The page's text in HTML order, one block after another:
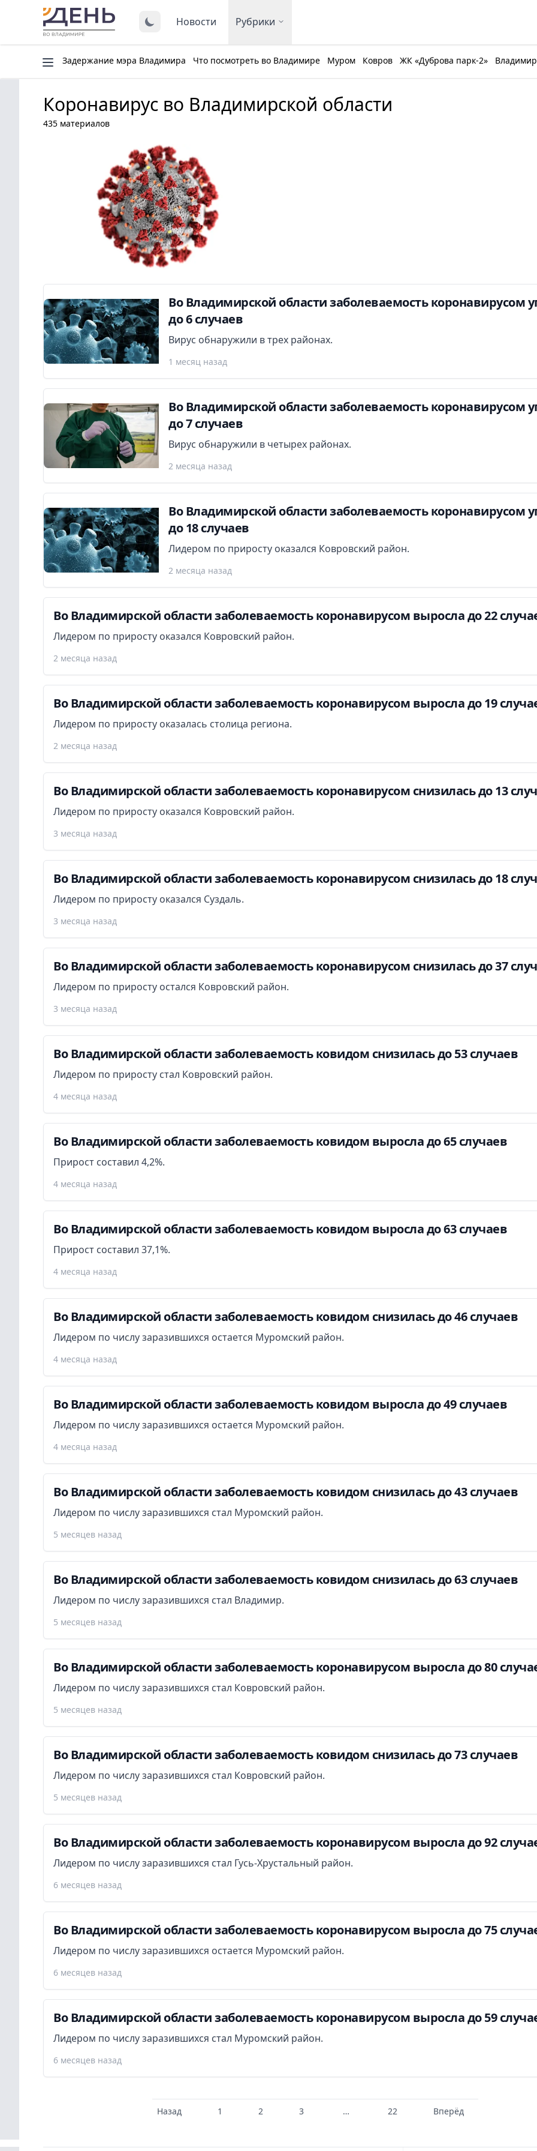
Новости Рубрики
Задержание мэра Владимира Что посмотреть во Владимире Муром Ковров ЖК «Дуброва парк-2»
Коронавирус во Владимирской области
435 материалов
Во Владимирской области заболеваемость коронавирусом
до 6 случаев
Вирус обнаружили в трех районах.
1 месяц назад
Во Владимирской области заболеваемость коронавирусом
до 7 случаев
Вирус обнаружили в четырех районах.
2 месяца назад
Во Владимирской области заболеваемость коронавирусом
до 18 случаев
Лидером по приросту оказался Ковровский район.
2 месяца назад
Во Владимирской области заболеваемость коронавирусом выросла до 22
Лидером по приросту оказался Ковровский район.
2 месяца назад
Во Владимирской области заболеваемость коронавирусом выросла до 19
Лидером по приросту оказалась столица региона.
2 месяца назад
Во Владимирской области заболеваемость коронавирусом снизилась до 13
Лидером по приросту оказался Ковровский район.
3 месяца назад
Во Владимирской области заболеваемость коронавирусом снизилась до 18
Лидером по приросту оказался Суздаль.
3 месяца назад
Во Владимирской области заболеваемость коронавирусом снизилась до 37
Лидером по приросту остался Ковровский район.
3 месяца назад
Во Владимирской области заболеваемость ковидом снизилась до 53 случаев
Лидером по приросту стал Ковровский район.
4 месяца назад
Во Владимирской области заболеваемость ковидом выросла до 65 случаев
Прирост составил 4,2%.
4 месяца назад
Во Владимирской области заболеваемость ковидом выросла до 63 случаев
Прирост составил 37,1%.
4 месяца назад
Во Владимирской области заболеваемость ковидом снизилась до 46 случаев
Лидером по числу заразившихся остается Муромский район.
4 месяца назад
Во Владимирской области заболеваемость ковидом выросла до 49 случаев
Лидером по числу заразившихся остается Муромский район.
4 месяца назад
Во Владимирской области заболеваемость ковидом снизилась до 43 случаев
Лидером по числу заразившихся стал Муромский район.
5 месяцев назад
Во Владимирской области заболеваемость ковидом снизилась до 63 случаев
Лидером по числу заразившихся стал Владимир.
5 месяцев назад
Во Владимирской области заболеваемость коронавирусом выросла до 80
Лидером по числу заразившихся стал Ковровский район.
5 месяцев назад
Во Владимирской области заболеваемость ковидом снизилась до 73 случаев
Лидером по числу заразившихся стал Ковровский район.
5 месяцев назад
Во Владимирской области заболеваемость коронавирусом выросла до 92
Лидером по числу заразившихся стал Гусь-Хрустальный район.
6 месяцев назад
Во Владимирской области заболеваемость коронавирусом выросла до 75
Лидером по числу заразившихся остается Муромский район.
6 месяцев назад
Во Владимирской области заболеваемость коронавирусом выросла до 59
Лидером по числу заразившихся стал Муромский район.
6 месяцев назад
Назад 1 2 3 … 22 Вперёд